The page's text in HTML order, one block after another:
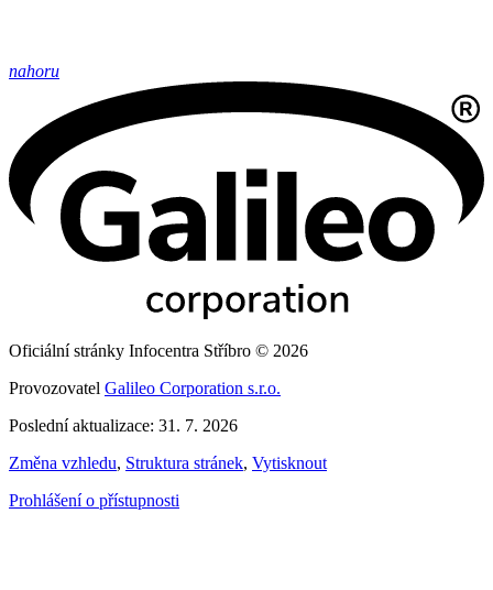
nahoru
Oficiální stránky Infocentra Stříbro © 2026
Provozovatel Galileo Corporation s.r.o.
Poslední aktualizace: 31. 7. 2026
Změna vzhledu, Struktura stránek, Vytisknout
Prohlášení o přístupnosti